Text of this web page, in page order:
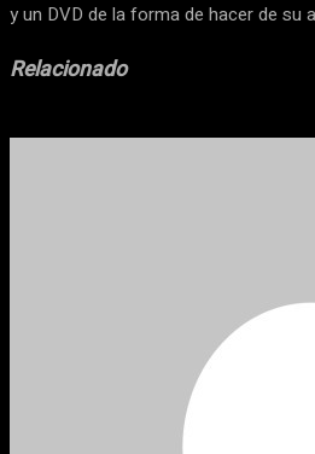
y un DVD de la forma de hacer de su
Relacionado